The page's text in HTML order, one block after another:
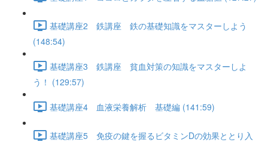
基礎講座2 鉄講座 鉄の基礎知識をマスターしよう
(148:54)
基礎講座3 鉄講座 貧血対策の知識をマスターしよ
う！ (129:57)
基礎講座4 血液栄養解析 基礎編 (141:59)
基礎講座5 免疫の鍵を握るビタミンDの効果ととり入